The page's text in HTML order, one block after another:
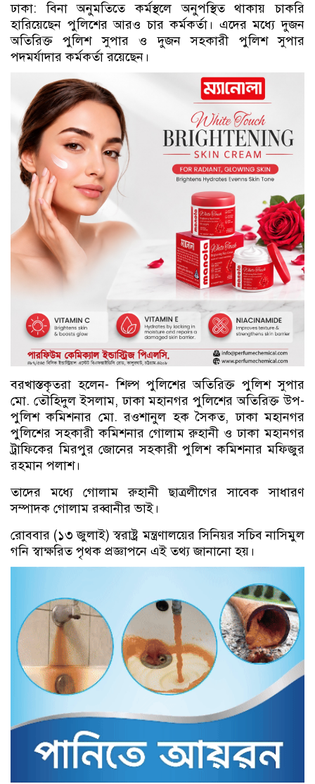
ঢাকা: বিনা অনুমতিতে কর্মস্থলে অনুপস্থিত থাকায় চাকরি
হারিয়েছেন পুলিশের আরও চার কর্মকর্তা। এদের মধ্যে দুজন
অতিরিক্ত পুলিশ সুপার ও দুজন সহকারী পুলিশ সুপার
পদমর্যাদার কর্মকর্তা রয়েছেন।
বরখাস্তকৃতরা হলেন- শিল্প পুলিশের অতিরিক্ত পুলিশ সুপার
মো. তৌহিদুল ইসলাম, ঢাকা মহানগর পুলিশের অতিরিক্ত উপ-
পুলিশ কমিশনার মো. রওশানুল হক সৈকত, ঢাকা মহানগর
পুলিশের সহকারী কমিশনার গোলাম রুহানী ও ঢাকা মহানগর
ট্রাফিকের মিরপুর জোনের সহকারী পুলিশ কমিশনার মফিজুর
রহমান পলাশ।
তাদের মধ্যে গোলাম রুহানী ছাত্রলীগের সাবেক সাধারণ
সম্পাদক গোলাম রব্বানীর ভাই।
রোববার (১৩ জুলাই) স্বরাষ্ট্র মন্ত্রণালয়ের সিনিয়র সচিব নাসিমুল
গনি স্বাক্ষরিত পৃথক প্রজ্ঞাপনে এই তথ্য জানানো হয়।